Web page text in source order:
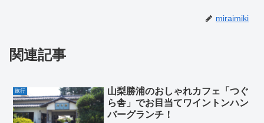
miraimiki
関連記事
旅行
山梨勝浦のおしゃれカフェ「つぐ
ら舎」でお目当てワイントンハン
バーグランチ！